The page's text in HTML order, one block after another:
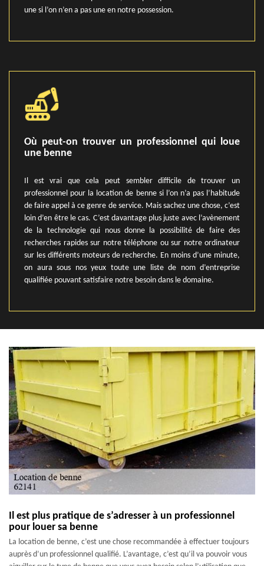
une si l’on n’en a pas une en notre possession.
Où peut-on trouver un professionnel qui loue
une benne
Il est vrai que cela peut sembler difficile de trouver un
professionnel pour la location de benne si l’on n’a pas l’habitude
de faire appel à ce genre de service. Mais sachez une chose, c’est
loin d’en être le cas. C’est davantage plus juste avec l’avènement
de la technologie qui nous donne la possibilité de faire des
recherches rapides sur notre téléphone ou sur notre ordinateur
sur les différents moteurs de recherche. En moins d’une minute,
on aura sous nos yeux toute une liste de nom d’entreprise
qualifiée pouvant satisfaire notre besoin dans le domaine.
Il est plus pratique de s’adresser à un professionnel
pour louer sa benne
La location de benne, c’est une chose recommandée à effectuer toujours
auprès d’un professionnel qualifié. L’avantage, c’est qu’il va pouvoir vous